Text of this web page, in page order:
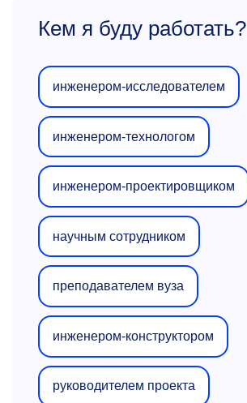
Кем я буду работать?
инженером-исследователем
инженером-технологом
инженером-проектировщиком
научным сотрудником
преподавателем вуза
инженером-конструктором
руководителем проекта